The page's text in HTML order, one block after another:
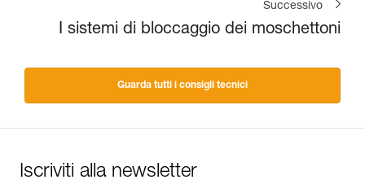
Successivo
I sistemi di bloccaggio dei moschettoni
Guarda tutti i consigli tecnici
Iscriviti alla newsletter